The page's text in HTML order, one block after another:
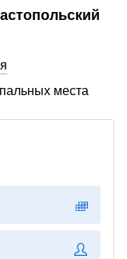
места